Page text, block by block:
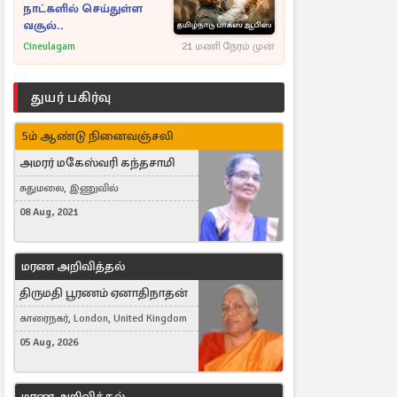
நாட்களில் செய்துள்ள
வசூல்..
Cineulagam 21 மணி நேரம் முன்
துயர் பகிர்வு
5ம் ஆண்டு நினைவஞ்சலி
அமரர் மகேஸ்வரி கந்தசாமி
சுதுமலை, இணுவில்
08 Aug, 2021
மரண அறிவித்தல்
திருமதி பூரணம் ஏனாதிநாதன்
காரைநகர், London, United Kingdom
05 Aug, 2026